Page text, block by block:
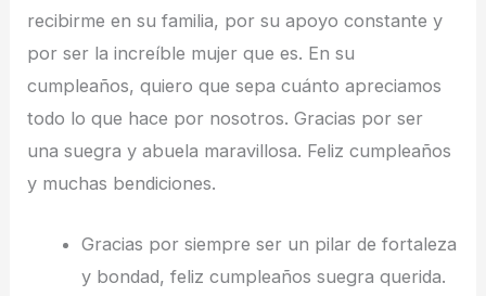
recibirme en su familia, por su apoyo constante y
por ser la increíble mujer que es. En su
cumpleaños, quiero que sepa cuánto apreciamos
todo lo que hace por nosotros. Gracias por ser
una suegra y abuela maravillosa. Feliz cumpleaños
y muchas bendiciones.
Gracias por siempre ser un pilar de fortaleza
y bondad, feliz cumpleaños suegra querida.